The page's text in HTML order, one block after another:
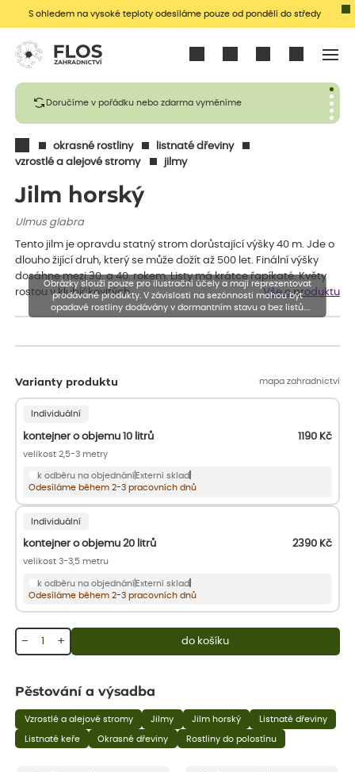
S ohledem na vysoké teploty odesíláme pouze od pondělí do středy
Doručíme v pořádku nebo zdarma vyměníme
okrasné rostliny
listnaté dřeviny
vzrostlé a alejové stromy
jilmy
Jilm horský
Ulmus glabra
Tento jilm je opravdu statný strom dorůstající výšky 40 m. Jde o
dlouho žijící druh, který se může dožít až 500 let. Finální výšky
dosáhne mezi 30. a 40. rokem. Listy má krátce řapíkaté. Květy
rostou v klubíčkovitých…
Vše o produktu
Varianty produktu mapa zahradnictví
Individuální
kontejner o objemu 10 litrů 1190 Kč
velikost 2,5-3 metry
k odběru na objednání Externí sklad
Odesíláme během 2-3 pracovních dnů
Individuální
kontejner o objemu 20 litrů 2390 Kč
velikost 3-3,5 metru
k odběru na objednání Externí sklad
Odesíláme během 2-3 pracovních dnů
+
− do košíku
Obrázky slouží pouze pro ilustrační účely a mají reprezentovat
prodávané produkty. V závislosti na sezónnosti mohou být
opadavé rostliny dodávány v dormantním stavu a bez listů.
Rostliny mohou být také sestřiženy níže, než je uvedená výška,
Pěstování a výsadba
Vzrostlé a alejové stromy Jilmy Jilm horský Listnaté dřeviny
Listnaté keře Okrasné dřeviny Rostliny do polostínu